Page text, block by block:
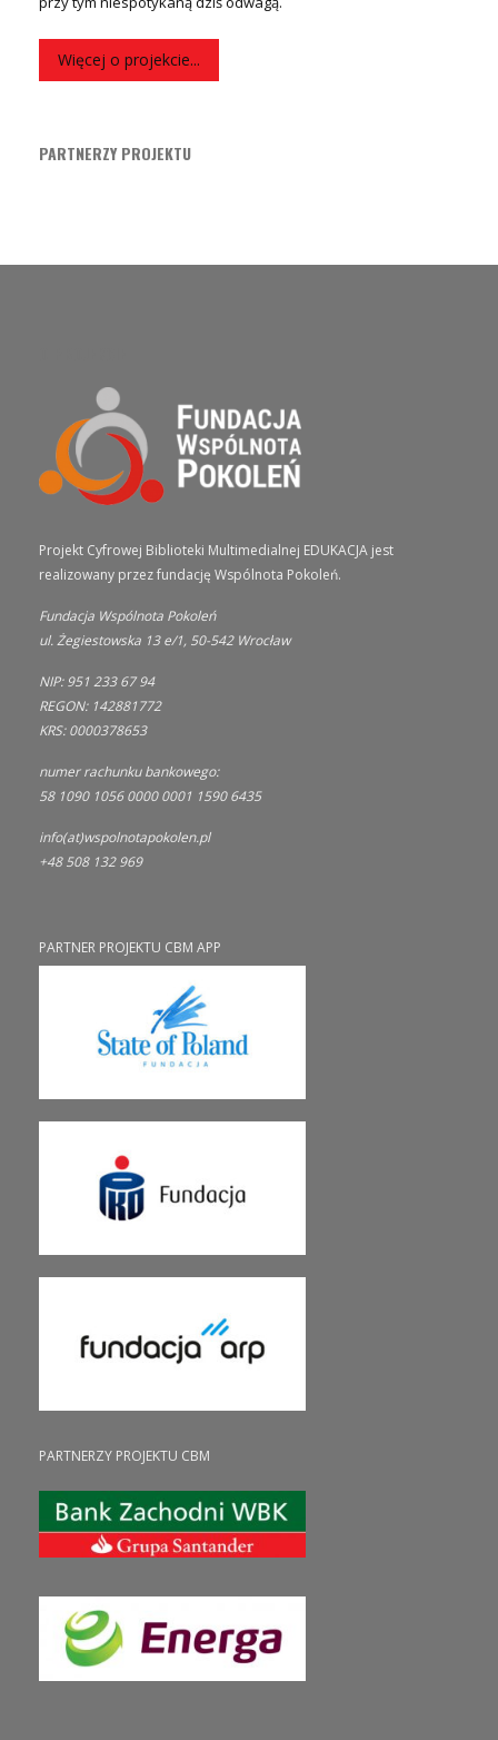
Więcej o projekcie...
PARTNERZY PROJEKTU
Projekt Cyfrowej Biblioteki Multimedialnej EDUKACJA jest
realizowany przez fundację Wspólnota Pokoleń.
Fundacja Wspólnota Pokoleń
ul. Żegiestowska 13 e/1, 50-542 Wrocław
NIP: 951 233 67 94
REGON: 142881772
KRS: 0000378653
numer rachunku bankowego:
58 1090 1056 0000 0001 1590 6435
info(at)wspolnotapokolen.pl
+48 508 132 969
PARTNER PROJEKTU CBM APP
PARTNERZY PROJEKTU CBM